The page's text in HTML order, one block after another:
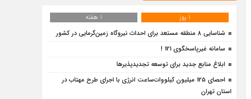
1 روز
1 هفته
شناسایی 8 منطقه مستعد برای احداث نیروگاه زمین‌گرمایی در کشور
سامانه غیرپاسخگوی 121 !
ابلاغ منابع جدید برای توسعه تجدیدپذیرها
احصای 125 میلیون کیلووات‌ساعت انرژی با اجرای طرح مهتاب در
استان تهران